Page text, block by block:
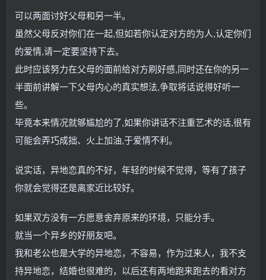
可以两面讨好父母和另一半。
虽然父母反对你们在一起,但如若你认定对方的为人,认定你们
的爱情,请一定要坚持下去。
此时应该努力在父母的面前给对方刷好感,同时还在你的另一
半面前讲解一下父母内心的真实想法,争取将话说得好听一
些。
毕竟本来情况就够尴尬的了,如果你讲话不注重艺术的话,很有
可能会弄巧成拙、火上加油,于爱情不利。
说实话，异地恋真的不好，年轻的时候不觉得，等有了孩子
你就会觉得还是离家近比较好。
如果双方没有一方愿意舍弃原来的环境，只能分手。
就当一个异乡的好朋友吧。
我和老公也是大学的异地恋，不容易，作为过来人，我不支
持异地恋，结婚也很难的，以后还有两地跑来跑去的看对方